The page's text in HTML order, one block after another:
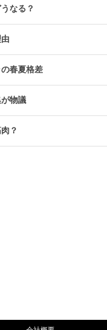
なる？
春夏格差
物議
？